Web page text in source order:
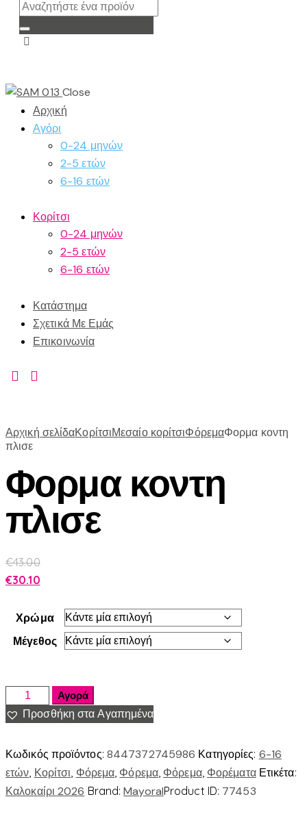
Close
Αρχική
Αγόρι
0-24 μηνών
2-5 ετών
6-16 ετών
Κορίτσι
0-24 μηνών
2-5 ετών
6-16 ετών
Κατάστημα
Σχετικά Με Εμάς
Επικοινωνία
Αρχική σελίδαΚορίτσιΜεσαίο κορίτσιΦόρεμαΦορμα κοντη
πλισε
Φορμα κοντη
πλισε
€43.00
€30.10
Χρώμα
Μέγεθος
Αγορά
Προσθήκη στα Αγαπημένα
Κωδικός προϊόντος: 8447372745986 Κατηγορίες: 6-16
ετών, Κορίτσι, Φόρεμα, Φόρεμα, Φόρεμα, Φορέματα Ετικέτα:
Καλοκαίρι 2026 Brand:MayoralProduct ID: 77453